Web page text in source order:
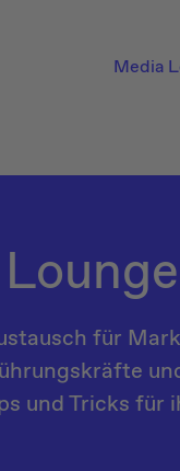
Media
für
und Tricks für